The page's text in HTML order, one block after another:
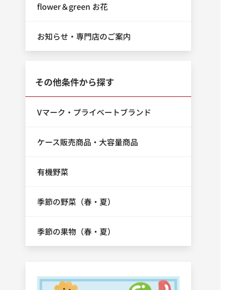
flower＆green お花
お知らせ・専門店のご案内
その他条件から探す
Vマーク・プライベートブランド
ケース販売商品・大容量商品
有機野菜
季節の野菜（春・夏）
季節の果物（春・夏）